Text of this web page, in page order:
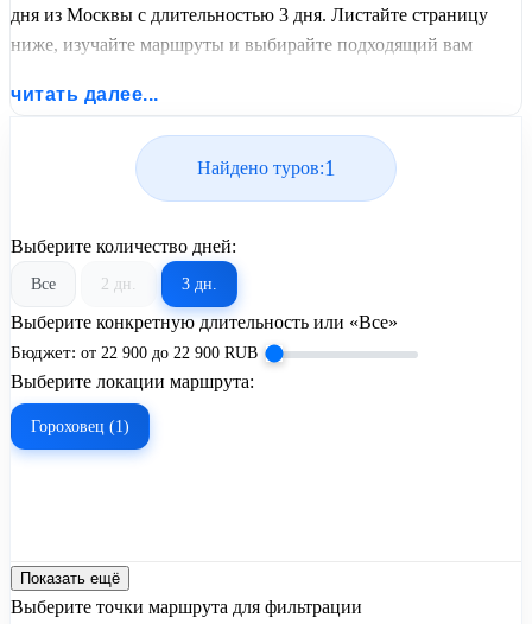
дня из Москвы с длительностью 3 дня. Листайте страницу
ниже, изучайте маршруты и выбирайте подходящий вам
United Travel Systems.
читать далее...
Найдено туров:1
Выберите количество дней:
Все 2 дн. 3 дн.
Выберите конкретную длительность или «Все»
Бюджет: от 22 900 до 22 900 RUB
Выберите локации маршрута:
Гороховец (1)
Показать ещё
Выберите точки маршрута для фильтрации